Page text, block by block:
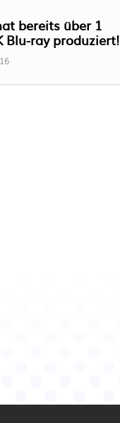
bereits über 1
Blu-ray produziert!